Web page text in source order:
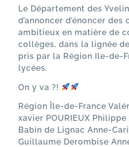
Le Département des
d’annoncer d’énoncer des
ambitieux en matière de
collèges, dans la lignée
pris par la Région Ile-de-
lycées.
On y va ?!
Région Île-de-France
xavier POURIEUX Philippe
Babin de Lignac Anne-
Guillaume Derombise